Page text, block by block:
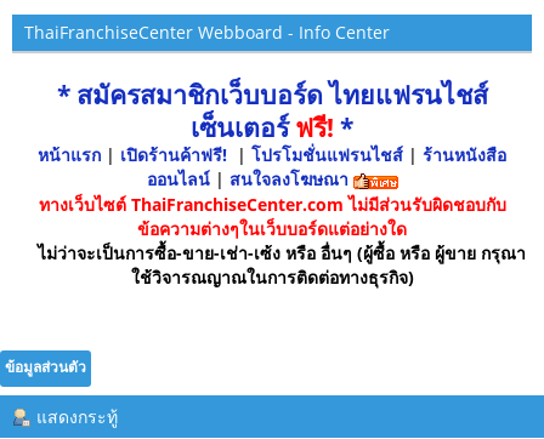
ThaiFranchiseCenter Webboard - Info Center
* สมัครสมาชิกเว็บบอร์ด ไทยแฟรนไชส์
เซ็นเตอร์ฟรี! *
หน้าแรก | เปิดร้านค้าฟรี! | โปรโมชั่นแฟรนไชส์ | ร้านหนังสือ
ออนไลน์ | สนใจลงโฆษณา
ทางเว็บไซต์ ThaiFranchiseCenter.com ไม่มีส่วนรับผิดชอบกับ
ข้อความต่างๆในเว็บบอร์ดแต่อย่างใด
ไม่ว่าจะเป็นการซื้อ-ขาย-เช่า-เซ้ง หรือ อื่นๆ (ผู้ซื้อ หรือ ผู้ขาย กรุณา
ใช้วิจารณญาณในการติดต่อทางธุรกิจ)
ข้อมูลส่วนตัว
แสดงกระทู้